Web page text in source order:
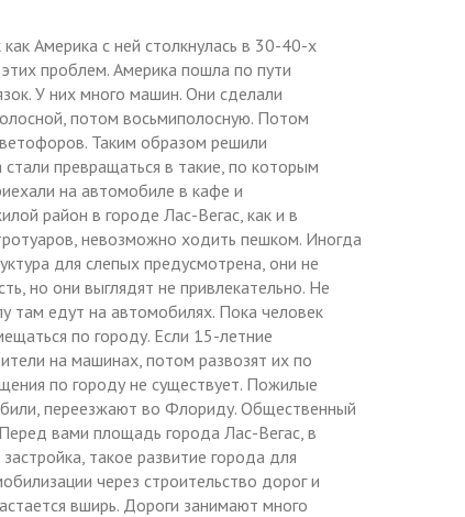
Америка с ней столкнулась в 30-40-х
проблем. Америка пошла по пути
У них много машин. Они сделали
потом восьмиполосную. Потом
Таким образом решили
превращаться в такие, по которым
на автомобиле в кафе и
район в городе Лас-Вегас, как и в
невозможно ходить пешком. Иногда
для слепых предусмотрена, они не
но они выглядят не привлекательно. Не
там едут на автомобилях. Пока человек
по городу. Если 15-летние
на машинах, потом развозят их по
по городу не существует. Пожилые
переезжают во Флориду. Общественный
вами площадь города Лас-Вегас, в
такое развитие города для
через строительство дорог и
вширь. Дороги занимают много